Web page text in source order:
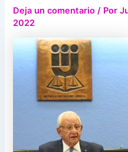
Deja un comentario / Por
2022